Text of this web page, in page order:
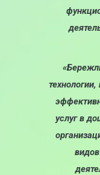
услуг в